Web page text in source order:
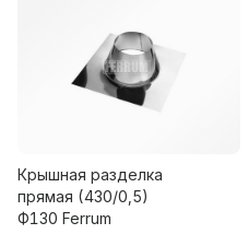
Крышная разделка
прямая (430/0,5)
Ф130 Ferrum